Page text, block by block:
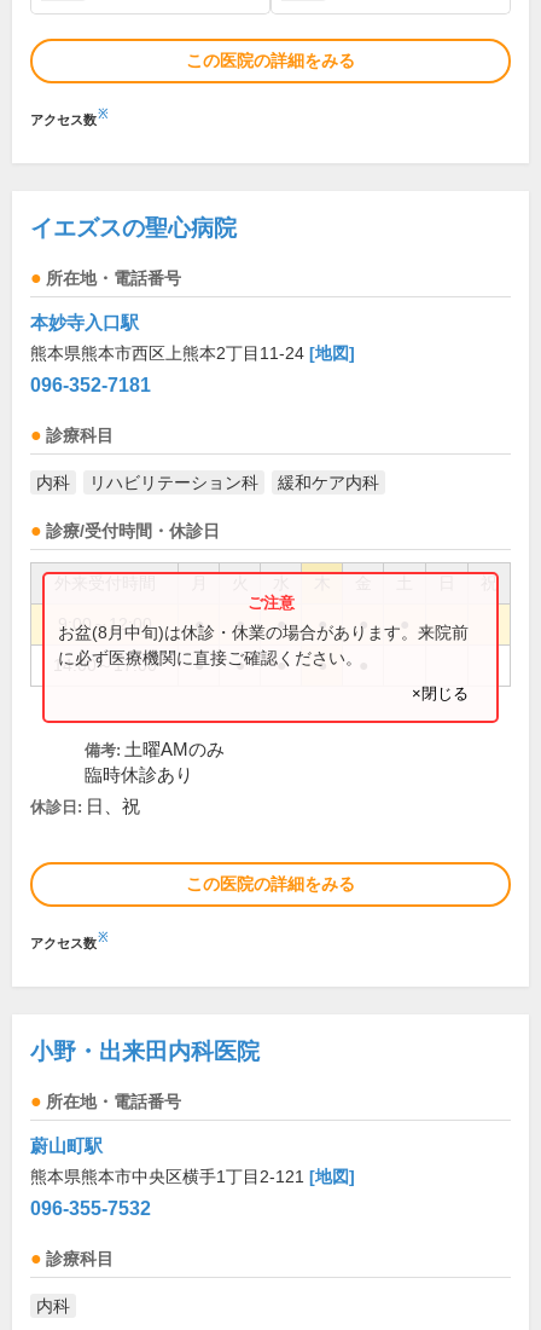
この医院の詳細をみる
アクセス数※
イエズスの聖心病院
所在地・電話番号
本妙寺入口駅
熊本県熊本市西区上熊本2丁目11-24 [地図]
096-352-7181
診療科目
内科 リハビリテーション科 緩和ケア内科
診療/受付時間・休診日
祝
9:00～12:00 ● ● ● ● ●
14:00～17:00 ● ● ● ●
お盆(8月中旬)は休診・休業の場合があります。来院前
に必ず医療機関に直接ご確認ください。
×閉じる
備考: 土曜AMのみ
臨時休診あり
休診日: 日、祝
この医院の詳細をみる
アクセス数※
小野・出来田内科医院
所在地・電話番号
蔚山町駅
熊本県熊本市中央区横手1丁目2-121 [地図]
096-355-7532
診療科目
内科